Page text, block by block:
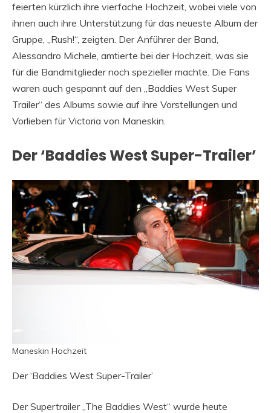
feierten kürzlich ihre vierfache Hochzeit, wobei viele von
ihnen auch ihre Unterstützung für das neueste Album der
Gruppe, „Rush!“, zeigten. Der Anführer der Band,
Alessandro Michele, amtierte bei der Hochzeit, was sie
für die Bandmitglieder noch spezieller machte. Die Fans
waren auch gespannt auf den „Baddies West Super
Trailer“ des Albums sowie auf ihre Vorstellungen und
Vorlieben für Victoria von Maneskin.
Der ‘Baddies West Super-Trailer’
Maneskin Hochzeit
Der ‘Baddies West Super-Trailer’
Der Supertrailer „The Baddies West“ wurde heute